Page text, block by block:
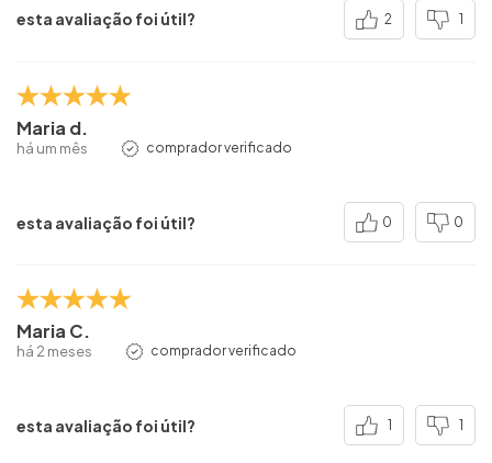
esta avaliação foi útil? 2 1
Maria d.
há um mês comprador verificado
esta avaliação foi útil? 0 0
Maria C.
há 2 meses comprador verificado
esta avaliação foi útil? 1 1